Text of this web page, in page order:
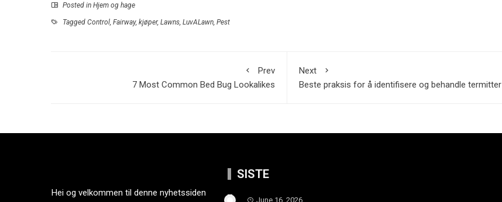
Posted in Hjem og hage
Tagged Control, Fairway, kjøper, Lawns, LuvALawn, Pest
Prev
7 Most Common Bed Bug Lookalikes
Next
Beste praksis for å identifisere og behandle termitter
Hei og velkommen til denne nyhetssiden
SISTE
June 16, 2026